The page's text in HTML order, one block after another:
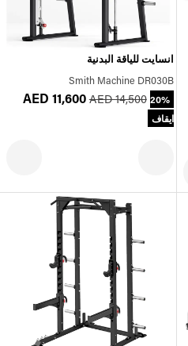
انسايت للياقة البدنية
Smith Machine DR030B
AED 11,600 AED 14,500 20%
ايقاف